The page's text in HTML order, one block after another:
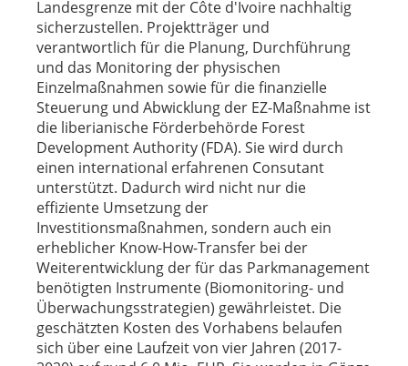
Landesgrenze mit der Côte d'Ivoire nachhaltig
sicherzustellen. Projektträger und
verantwortlich für die Planung, Durchführung
und das Monitoring der physischen
Einzelmaßnahmen sowie für die finanzielle
Steuerung und Abwicklung der EZ-Maßnahme ist
die liberianische Förderbehörde Forest
Development Authority (FDA). Sie wird durch
einen international erfahrenen Consutant
unterstützt. Dadurch wird nicht nur die
effiziente Umsetzung der
Investitionsmaßnahmen, sondern auch ein
erheblicher Know-How-Transfer bei der
Weiterentwicklung der für das Parkmanagement
benötigten Instrumente (Biomonitoring- und
Überwachungsstrategien) gewährleistet. Die
geschätzten Kosten des Vorhabens belaufen
sich über eine Laufzeit von vier Jahren (2017-